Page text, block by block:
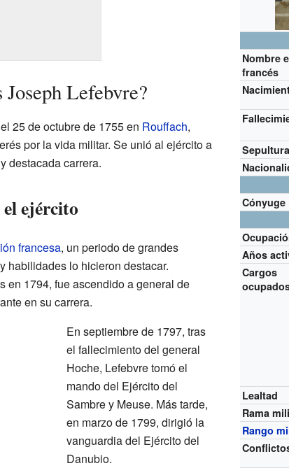
Nombre
francés
Sepultura
Cónyuge
Años
Cargos
Lealtad
Rama
Rango
Lefebvre?
25 de octubre de 1755 en Rouffach,
por la vida militar. Se unió al ejército a
destacada carrera.
ejército
francesa, un periodo de grandes
habilidades lo hicieron destacar.
en 1794, fue ascendido a general de
en su carrera.
En septiembre de 1797, tras
el fallecimiento del general
Hoche, Lefebvre tomó el
mando del Ejército del
Sambre y Meuse. Más tarde,
en marzo de 1799, dirigió la
vanguardia del Ejército del
Danubio.